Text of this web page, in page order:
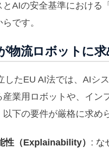
とAIの安全基準における
です。
物流ロボットに求
したEU AI法では、AIシ
産業用ロボットや、イン
下の要件が厳格に求め
性（Explainability） : な